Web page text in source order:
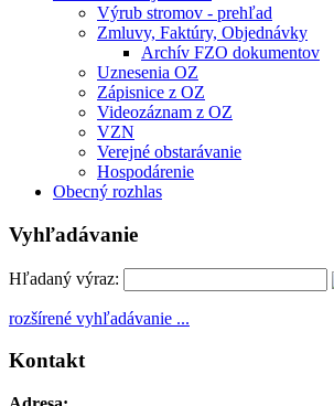
Výrub stromov - prehľad
Zmluvy, Faktúry, Objednávky
Archív FZO dokumentov
Uznesenia OZ
Zápisnice z OZ
Videozáznam z OZ
VZN
Verejné obstarávanie
Hospodárenie
Obecný rozhlas
Vyhľadávanie
Hľadaný výraz:
rozšírené vyhľadávanie ...
Kontakt